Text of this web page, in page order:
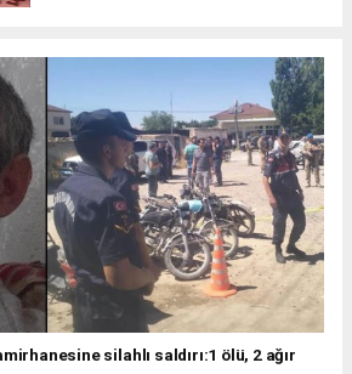
silahlı saldırı:1 ölü, 2 ağır